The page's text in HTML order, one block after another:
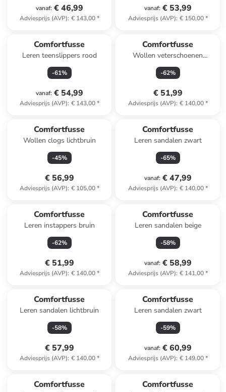
vanaf: € 46,99
Adviesprijs (AVP): € 143,00*
vanaf: € 53,99
Adviesprijs (AVP): € 150,00*
Comfortfusse
Leren teenslippers rood
-61%
vanaf: € 54,99
Adviesprijs (AVP): € 143,00*
Comfortfusse
Wollen veterschoenen
antraciet
-62%
€ 51,99
Adviesprijs (AVP): € 140,00*
Comfortfusse
Wollen clogs lichtbruin
-45%
€ 56,99
Adviesprijs (AVP): € 105,00*
Comfortfusse
Leren sandalen zwart
-65%
vanaf: € 47,99
Adviesprijs (AVP): € 140,00*
Comfortfusse
Leren instappers bruin
-62%
€ 51,99
Adviesprijs (AVP): € 140,00*
Comfortfusse
Leren sandalen beige
-58%
vanaf: € 58,99
Adviesprijs (AVP): € 141,00*
Comfortfusse
Leren sandalen lichtbruin
-58%
€ 57,99
Adviesprijs (AVP): € 140,00*
Comfortfusse
Leren sandalen zwart
-59%
vanaf: € 60,99
Adviesprijs (AVP): € 149,00*
Comfortfusse Comfortfusse